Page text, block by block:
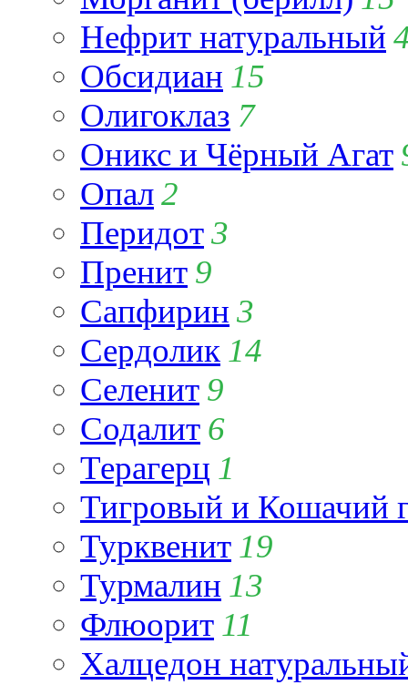
Нефрит натуральный
Обсидиан 15
Олигоклаз 7
Оникс и Чёрный Агат
Опал2
Перидот3
Пренит 9
Сапфирин 3
Сердолик 14
Селенит 9
Содалит 6
Терагерц 1
Тигровый и Кошачий
Турквенит 19
Турмалин 13
Флюорит 11
Халцедон